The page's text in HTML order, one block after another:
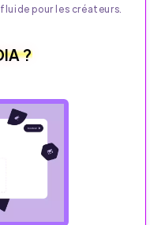
pour les créateurs.
?